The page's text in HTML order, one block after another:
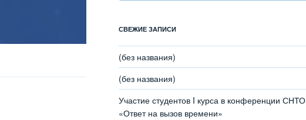
СВЕЖИЕ ЗАПИСИ
(без названия)
(без названия)
Участие студентов I курса в конференции СНТО
«Ответ на вызов времени»